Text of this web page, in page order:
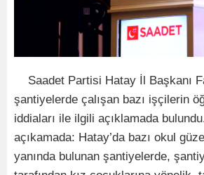
Saadet Partisi Hatay İl Başkanı
şantiyelerde çalışan bazı işçilerin
iddiaları ile ilgili açıklamada
açıkamada: Hatay’da bazı okul
yanında bulunan şantiyelerde,